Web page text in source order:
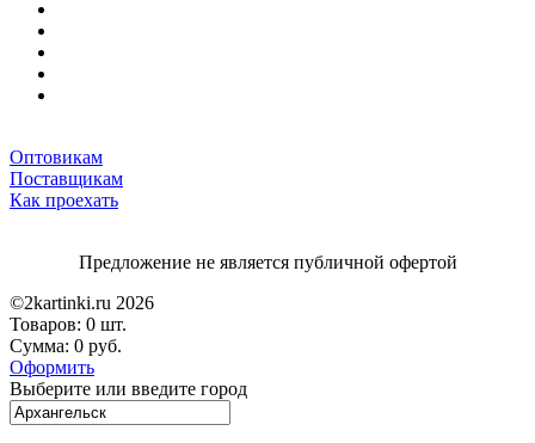
Оптовикам
Поставщикам
Как проехать
Предложение не является публичной офертой
©2kartinki.ru 2026
Товаров: 0 шт.
Сумма: 0 руб.
Оформить
Выберите или введите город